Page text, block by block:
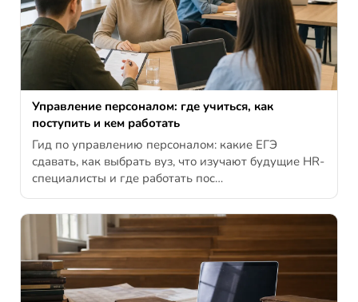
Управление персоналом: где учиться, как
поступить и кем работать
Гид по управлению персоналом: какие ЕГЭ
сдавать, как выбрать вуз, что изучают будущие HR-
специалисты и где работать пос…